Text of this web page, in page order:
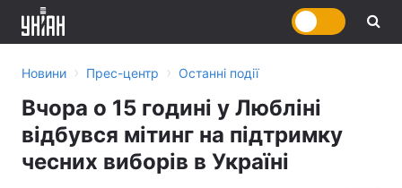
Новини › Прес-центр › Останні події
Вчора о 15 годині у Любліні
відбувся мітинг на підтримку
чесних виборів в Україні